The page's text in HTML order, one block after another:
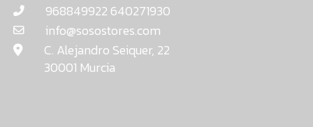
968849922 640271930
info@sosostores.com
C. Alejandro Seiquer, 22
30001 Murcia